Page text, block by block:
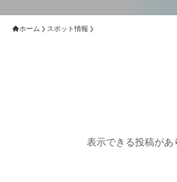
ホーム スポット情報